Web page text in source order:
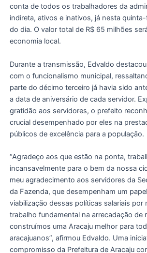
conta de todos os trabalhadores da
indireta, ativos e inativos, já nesta
do dia. O valor total de R$ 65 milhões
economia local.
Durante a transmissão, Edvaldo
com o funcionalismo municipal,
parte do décimo terceiro já havia sido
a data de aniversário de cada servidor.
gratidão aos servidores, o prefeito
crucial desempenhado por eles na
públicos de excelência para a população.
“Agradeço aos que estão na ponta,
incansavelmente para o bem da nossa
meu agradecimento aos servidores da
da Fazenda, que desempenham um
viabilização dessas políticas salariais por
trabalho fundamental na arrecadação de
construímos uma Aracaju melhor para
aracajuanos”, afirmou Edvaldo. Uma
compromisso da Prefeitura de Aracaju